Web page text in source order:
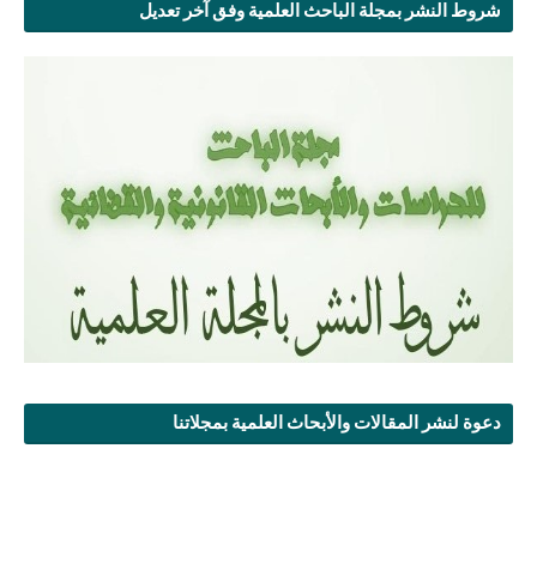
شروط النشر بمجلة الباحث العلمية وفق آخر تعديل
دعوة لنشر المقالات والأبحاث العلمية بمجلاتنا